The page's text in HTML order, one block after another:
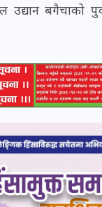
उद्यान बगैचाको